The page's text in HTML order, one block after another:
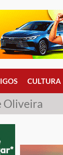
CULTURA
Oliveira